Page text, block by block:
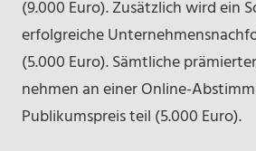
(9.000 Euro). Zusätzlich wird ein
erfolgreiche
(5.000 Euro). Sämtliche
nehmen an einer Online-
Publikumspreis teil (5.000 Euro).